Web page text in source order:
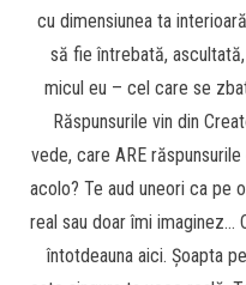
cu dimensiunea ta
să fie întrebată,
micul eu – cel care se
Răspunsurile vin din
vede, care ARE
acolo? Te aud uneori ca pe
real sau doar îmi imaginez…
întotdeauna aici. Șoapta